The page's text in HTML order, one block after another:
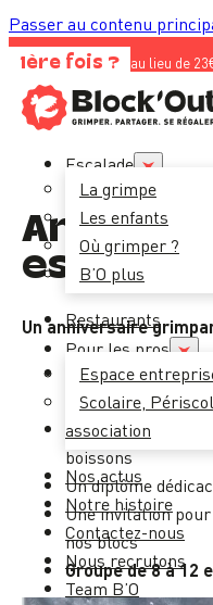
Passer au contenu
1ère fois ?à 10€ au lieu de 23€
Escalade
La grimpe
Les enfants
Où grimper ?
B’O plus
Restaurants
Pour les pros
Espace
Scolaire,
association
Nos actus
Notre histoire
Contactez-nous
Nous recrutons
Team B’O
escalade
Un anniversaire
1h d’escalade
animateurs
30 min de goûter
boissons
Un diplôme
Une invitation
nos blocs
Groupe de 8 à 12